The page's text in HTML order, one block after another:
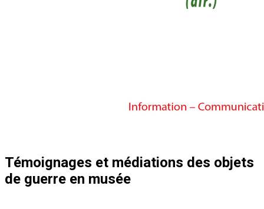
Témoignages et médiations des objets
de guerre en musée